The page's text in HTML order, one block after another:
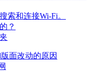
索和连接Wi-Fi。
？
面改动的原因